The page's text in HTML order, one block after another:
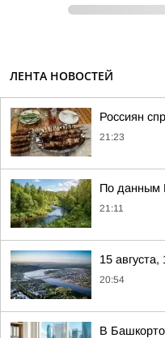
ЛЕНТА НОВОСТЕЙ
Россиян
21:23
По данным
21:11
15
20:54
В